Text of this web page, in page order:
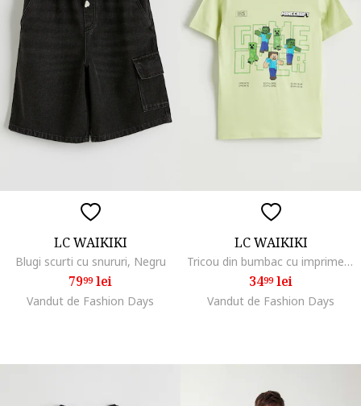
LC WAIKIKI
Blugi scurti cu snururi, Negru
7999lei
Vandut de Fashion Days
LC WAIKIKI
Tricou din bumbac cu imprimeu Minecraft, Alb/Albastru/Verde fistic
3499lei
Vandut de Fashion Days